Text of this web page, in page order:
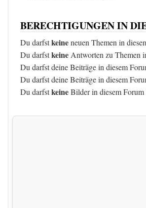
BERECHTIGUNGEN IN
Du darfstkeineneuen Themen in
Du darfstkeine Antworten zu Themen
Du darfst deine Beiträge in diesem
Du darfst deine Beiträge in diesem
Du darfstkeineBilder in diesem Forum